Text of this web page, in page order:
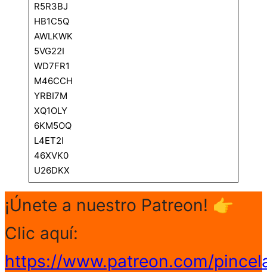
R5R3BJ
HB1C5Q
AWLKWK
5VG22I
WD7FR1
M46CCH
YRBI7M
XQ1OLY
6KM5OQ
L4ET2I
46XVK0
U26DKX
¡Únete a nuestro Patreon! 👉
Clic aquí:
https://www.patreon.com/